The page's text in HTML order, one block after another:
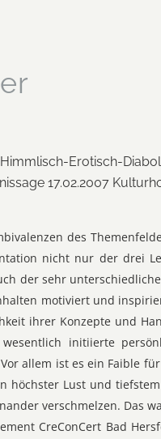
Erotisch-
17.02.2007
des
nicht nur der drei
der sehr
motiviert und
ihrer Konzepte und
initiierte
allem ist es ein Faible
höchster Lust und
verschmelzen. Das
CreConCert Bad